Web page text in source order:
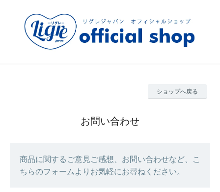
ショップへ戻る
お問い合わせ
商品に関するご意見ご感想、お問い合わせなど、こ
ちらのフォームよりお気軽にお尋ねください。